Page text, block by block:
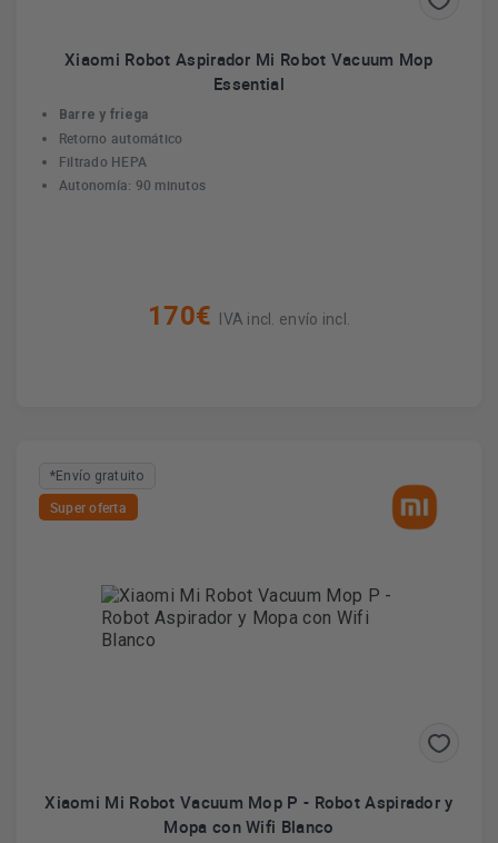
Xiaomi Robot Aspirador Mi Robot Vacuum Mop
Essential
Barre y friega
Retorno automático
Filtrado HEPA
Autonomía: 90 minutos
170€ IVA incl. envío incl.
*Envío gratuito
Super oferta
Xiaomi Mi Robot Vacuum Mop P - Robot Aspirador y
Mopa con Wifi Blanco